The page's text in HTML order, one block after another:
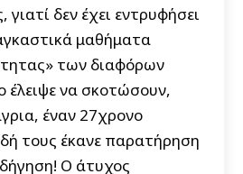
γιατί δεν έχει εντρυφήσει
μαθήματα
των διαφόρων
έλειψε να σκοτώσουν,
έναν 27χρονο
τους έκανε παρατήρηση
Ο άτυχος